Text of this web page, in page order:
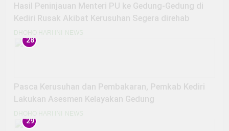
Hasil Peninjauan Menteri PU ke Gedung-Gedung di
Kediri Rusak Akibat Kerusuhan Segera direhab
DHOHO HARI INI NEWS
28
Pasca Kerusuhan dan Pembakaran, Pemkab Kediri
Lakukan Asesmen Kelayakan Gedung
DHOHO HARI INI NEWS
29